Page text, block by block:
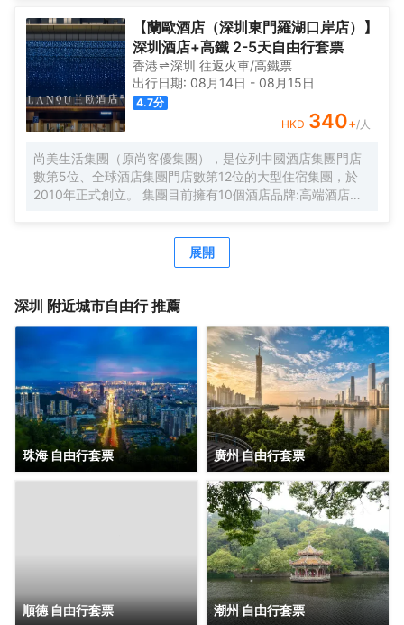
技帶來的便捷。-舒適享受:24小時熱水即開即熱，無需等
待，為您洗去一身疲憊。-影音娛樂:部分房間配備高清投影
儀，打造私人影院，享受震撼視聽盛宴。-貼心服務:酒店設有
洗衣房，並提供烘乾服務，解決您的洗衣煩惱，讓旅途更加
輕鬆自在。歡橙酒店是您商務出行、休閒度假的理想之選。
期待您的光臨！温馨提示，圖片僅供參考，無法涵蓋所有房
型，詳細的實物照片請諮詢酒店。
【蘭歐酒店（深圳東門羅湖口岸店）】
深圳酒店+高鐵 2-5天自由行套票
香港 深圳 往返火車/高鐵票
出行日期: 08月14日 - 08月15日
4.7分
HKD 340+/人
尚美生活集團（原尚客優集團），是位列中國酒店集團門店
數第5位、全球酒店集團門店數第12位的大型住宿集團，於
2010年正式創立。 集團目前擁有10個酒店品牌:高端酒店品
牌花美時、公寓品牌LIPPO公社。尚美生活旗下酒店超過
3500家（含在營店和籌建店），現已覆蓋全國31個省293座
團，尚美生活憑藉創新的商業模式、強大的品牌優勢和專業
創、共享大住宿共同體。未來，集團將不斷探索住宿業與互
聯網的結合、與新生活方式的結合，致力於成為全球領先的
生活服務連鎖平台，引領新尚美好生活。
展開
深圳 附近城市自由行 推薦
珠海 自由行套票 廣州 自由行套票
順德 自由行套票 潮州 自由行套票